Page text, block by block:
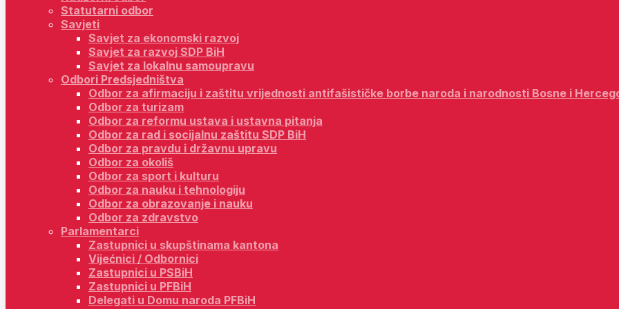
Statutarni odbor
Savjeti
Savjet za ekonomski razvoj
Savjet za razvoj SDP BiH
Savjet za lokalnu samoupravu
Odbori Predsjedništva
Odbor za afirmaciju i zaštitu vrijednosti antifašističke borbe naroda i narodnosti Bosne i
Odbor za turizam
Odbor za reformu ustava i ustavna pitanja
Odbor za rad i socijalnu zaštitu SDP BiH
Odbor za pravdu i državnu upravu
Odbor za okoliš
Odbor za sport i kulturu
Odbor za nauku i tehnologiju
Odbor za obrazovanje i nauku
Odbor za zdravstvo
Parlamentarci
Zastupnici u skupštinama kantona
Vijećnici / Odbornici
Zastupnici u PSBiH
Zastupnici u PFBiH
Delegati u Domu naroda PFBiH